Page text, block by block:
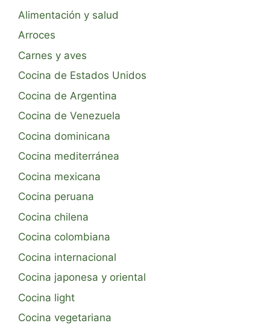
Alimentación y salud
Arroces
Carnes y aves
Cocina de Estados Unidos
Cocina de Argentina
Cocina de Venezuela
Cocina dominicana
Cocina mediterránea
Cocina mexicana
Cocina peruana
Cocina chilena
Cocina colombiana
Cocina internacional
Cocina japonesa y oriental
Cocina light
Cocina vegetariana